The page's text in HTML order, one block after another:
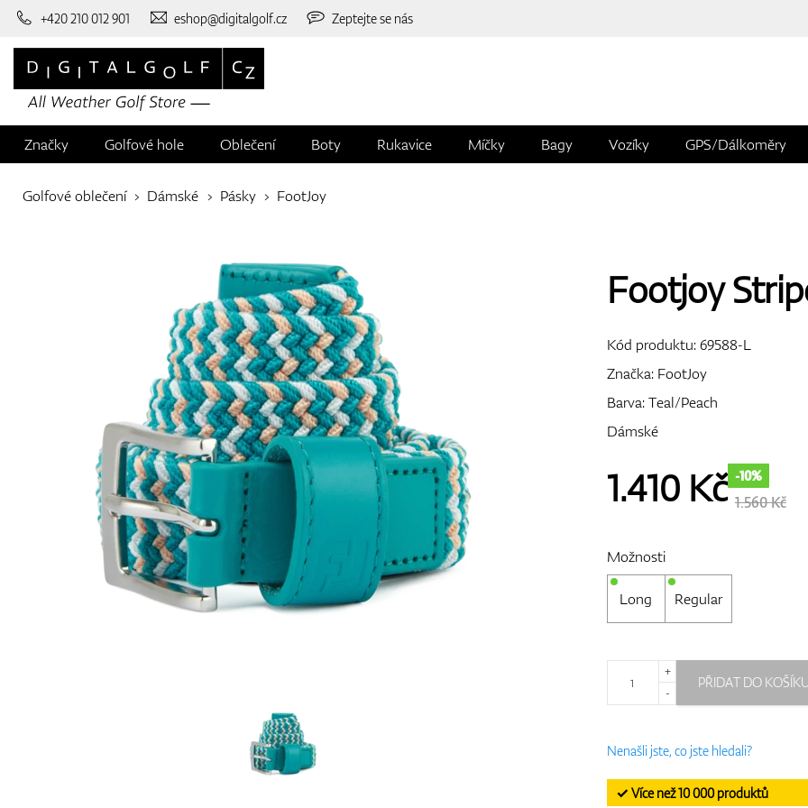
+420 210 012 901 eshop@digitalgolf.cz Zeptejte se nás
Značky Golfové hole Oblečení Boty Rukavice Míčky Bagy Vozíky GPS/Dálkoměry
Golfové oblečení Dámské Pásky FootJoy
Footjoy
Kód produktu:69588-L
Značka: FootJoy
Barva: Teal/Peach
Dámské
1.410Kč -10%
1.560 Kč
Možnosti
Long Regular
+
-
PŘIDAT DO
Nenašli jste, co jste hledali?
✓ Více než 10 000 produktů